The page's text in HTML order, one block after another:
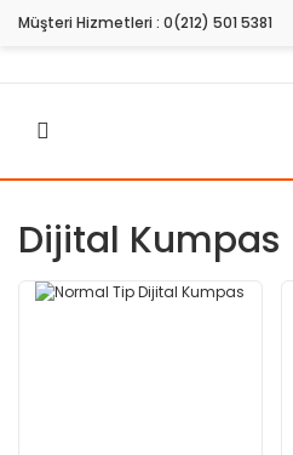
Müşteri Hizmetleri : 0(212) 501 5381
Dijital Kumpas